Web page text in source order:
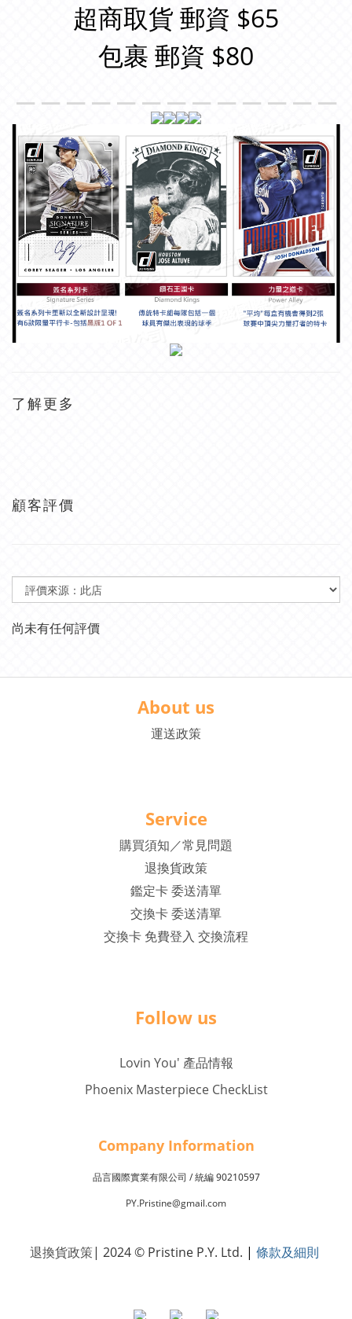
超商取貨 郵資 $65
包裹 郵資 $80
了解更多
顧客評價
尚未有任何評價
About us
運送政策
Service
購買須知／常見問題
退換貨政策
鑑定卡 委送清單
交換卡 委送清單
交換卡 免費登入 交換流程
Follow us
Lovin You' 產品情報
Phoenix Masterpiece CheckList
Company Information
品言國際實業有限公司 /統編90210597
PY.Pristine@gmail.com
退換貨政策| 2024 © Pristine P.Y. Ltd. | 條款及細則